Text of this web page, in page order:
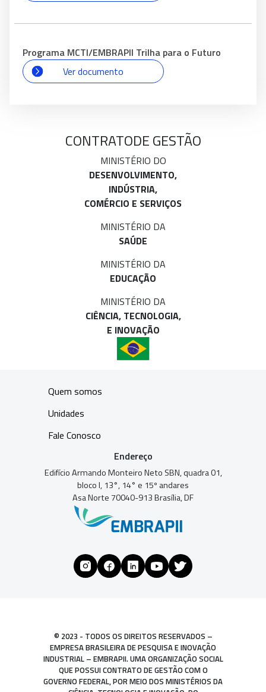
Programa MCTI/EMBRAPII Trilha para o Futuro
Ver documento
CONTRATODE GESTÃO
MINISTÉRIO DO
DESENVOLVIMENTO,
INDÚSTRIA,
COMÉRCIO E SERVIÇOS
MINISTÉRIO DA
SAÚDE
MINISTÉRIO DA
EDUCAÇÃO
MINISTÉRIO DA
CIÊNCIA, TECNOLOGIA,
E INOVAÇÃO
Quem somos
Unidades
Fale Conosco
Endereço
Edifício Armando Monteiro Neto SBN, quadra 01,
bloco I, 13°, 14° e 15º andares
Asa Norte 70040-913 Brasília, DF
© 2023 - TODOS OS DIREITOS RESERVADOS –
EMPRESA BRASILEIRA DE PESQUISA E INOVAÇÃO
INDUSTRIAL – EMBRAPII. UMA ORGANIZAÇÃO SOCIAL
QUE POSSUI CONTRATO DE GESTÃO COM O
GOVERNO FEDERAL, POR MEIO DOS MINISTÉRIOS DA